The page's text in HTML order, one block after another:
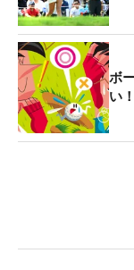
ボ
い